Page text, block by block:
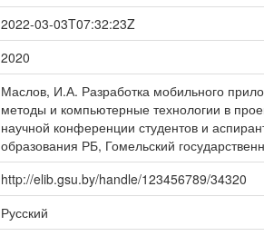
2022-03-03T07:32:23Z
2020
Маслов, И.А. Разработка мобильного
методы и компьютерные технологии в
научной конференции студентов и
образования РБ, Гомельский
http://elib.gsu.by/handle/123456789/34320
Русский